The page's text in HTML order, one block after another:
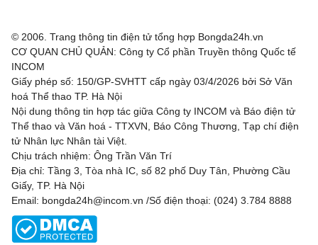
© 2006. Trang thông tin điện tử tổng hợp Bongda24h.vn
CƠ QUAN CHỦ QUẢN: Công ty Cổ phần Truyền thông Quốc tế
INCOM
Giấy phép số: 150/GP-SVHTT cấp ngày 03/4/2026 bởi Sở Văn
hoá Thể thao TP. Hà Nội
Nội dung thông tin hợp tác giữa Công ty INCOM và Báo điện tử
Thể thao và Văn hoá - TTXVN, Báo Công Thương, Tạp chí điện
tử Nhân lực Nhân tài Việt.
Chịu trách nhiệm: Ông Trần Văn Trí
Địa chỉ: Tầng 3, Tòa nhà IC, số 82 phố Duy Tân, Phường Cầu
Giấy, TP. Hà Nội
Email: bongda24h@incom.vn /Số điện thoại: (024) 3.784 8888